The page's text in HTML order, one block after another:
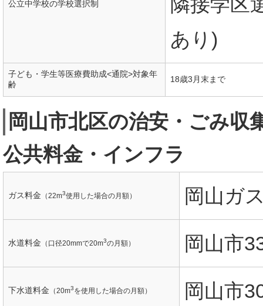
公立中学校の学校選択制
あり)
子ども・学生等医療費助成<通院>対象年
齢
18歳3月末まで
岡山市北区の治安・ごみ収
公共料金・インフラ
ガス料金 （22m3使用した場合の月額） 岡山ガ
水道料金 （口径20mmで20m3の月額） 岡山市
下水道料金 （20m3を使用した場合の月額） 岡山市